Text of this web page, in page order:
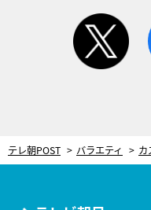
テレ朝POST バラエティ